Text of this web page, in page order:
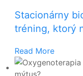
Stacionárny
tréning, ktorý
Read More